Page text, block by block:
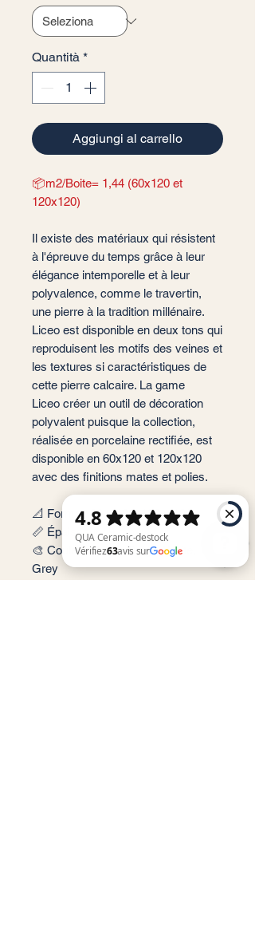
Quantità *
Aggiungi al carrello
📦m2/Boite= 1,44 (60x120 et
120x120)
Il existe des matériaux qui résistent
à l'épreuve du temps grâce à leur
élégance intemporelle et à leur
polyvalence, comme le travertin,
une pierre à la tradition millénaire.
Liceo est disponible en deux tons qui
reproduisent les motifs des veines et
les textures si caractéristiques de
cette pierre calcaire. La game
Liceo créer un outil de décoration
polyvalent puisque la collection,
réalisée en porcelaine rectifiée, est
disponible en 60x120 et 120x120
avec des finitions mates et polies.
📐 Format: 60 x 120, 120 x 120
📏 Épaisseur : 9 mm
🎨 Couleur : Ivory, Beige, White,
Grey